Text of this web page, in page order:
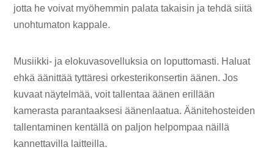
jotta he voivat myöhemmin palata takaisin ja tehdä siitä
unohtumaton kappale.
Musiikki- ja elokuvasovelluksia on loputtomasti. Haluat
ehkä äänittää tyttäresi orkesterikonsertin äänen. Jos
kuvaat näytelmää, voit tallentaa äänen erillään
kamerasta parantaaksesi äänenlaatua. Äänitehosteiden
tallentaminen kentällä on paljon helpompaa näillä
kannettavilla laitteilla.